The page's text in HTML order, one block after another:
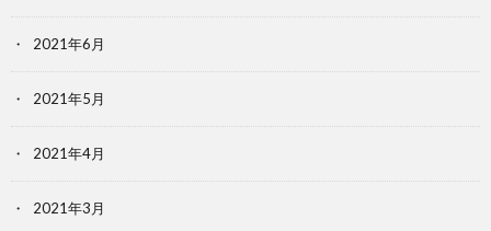
2021年6月
2021年5月
2021年4月
2021年3月